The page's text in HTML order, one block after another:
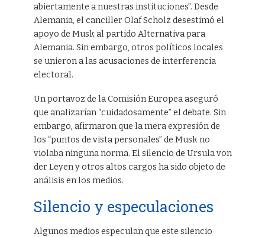
abiertamente a nuestras instituciones”. Desde
Alemania, el canciller Olaf Scholz desestimó el
apoyo de Musk al partido Alternativa para
Alemania. Sin embargo, otros políticos locales
se unieron a las acusaciones de interferencia
electoral.
Un portavoz de la Comisión Europea aseguró
que analizarían “cuidadosamente” el debate. Sin
embargo, afirmaron que la mera expresión de
los “puntos de vista personales” de Musk no
violaba ninguna norma. El silencio de Ursula von
der Leyen y otros altos cargos ha sido objeto de
análisis en los medios.
Silencio y especulaciones
Algunos medios especulan que este silencio